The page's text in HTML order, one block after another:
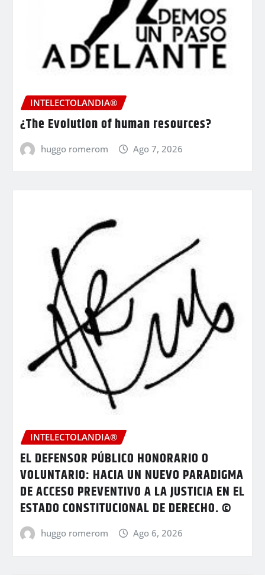
INTELECTOLANDIA®
¿The Evolution of human resources?
huggo romerom Ago 7, 2026
INTELECTOLANDIA®
EL DEFENSOR PÚBLICO HONORARIO O
VOLUNTARIO: HACIA UN NUEVO PARADIGMA
DE ACCESO PREVENTIVO A LA JUSTICIA EN EL
ESTADO CONSTITUCIONAL DE DERECHO. ©
huggo romerom Ago 6, 2026